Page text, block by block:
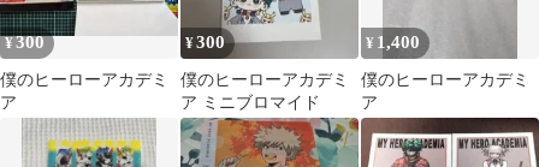
¥300
僕のヒーローアカデミ
ア
¥300
僕のヒーローアカデミ
ア ミニブロマイド
¥ 1,400
僕のヒーローアカデミ
ア